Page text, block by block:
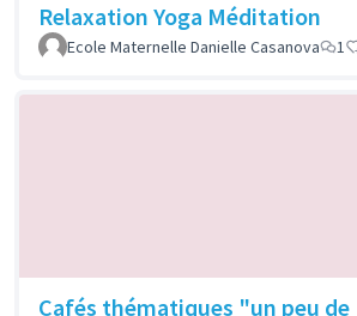
Relaxation Yoga Méditation
Ecole Maternelle Danielle Casanova
1
Cafés thématiques "un peu de